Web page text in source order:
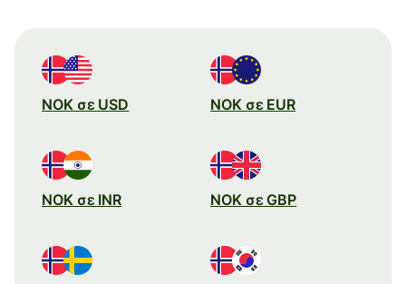
NOK σε USD NOK σε EUR
NOK σε INR NOK σε GBP